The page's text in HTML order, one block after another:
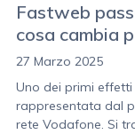
Fastweb
cosa cambia
27 Marzo 2025
Uno dei primi
rappresentata dal
rete Vodafone. Si